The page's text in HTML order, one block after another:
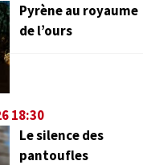
Pyrène au royaume
de l’ours
18:30
Le silence des
pantoufles